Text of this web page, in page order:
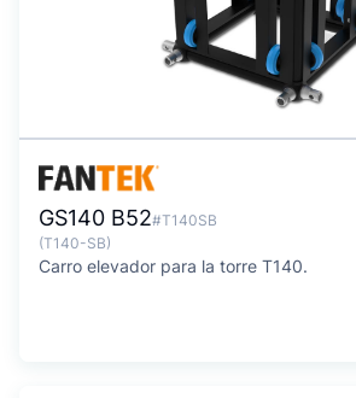
GS140 B52#T140SB
(T140-SB)
Carro elevador para la torre T140.